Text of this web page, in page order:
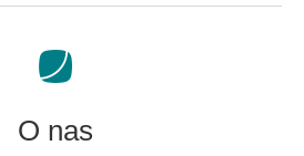
O nas